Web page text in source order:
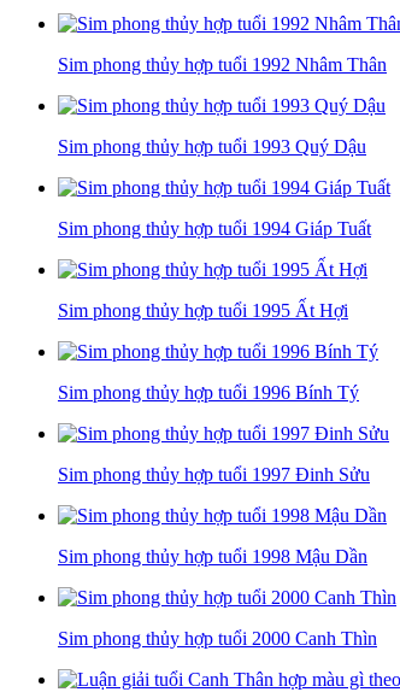
Sim phong thủy hợp tuổi 1992 Nhâm Thân
Sim phong thủy hợp tuổi 1993 Quý Dậu
Sim phong thủy hợp tuổi 1994 Giáp Tuất
Sim phong thủy hợp tuổi 1995 Ất Hợi
Sim phong thủy hợp tuổi 1996 Bính Tý
Sim phong thủy hợp tuổi 1997 Đinh Sửu
Sim phong thủy hợp tuổi 1998 Mậu Dần
Sim phong thủy hợp tuổi 2000 Canh Thìn